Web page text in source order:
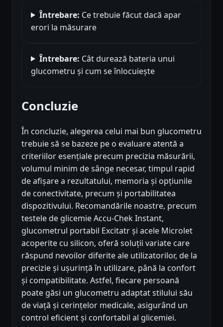
Întrebare: Ce trebuie făcut dacă apar
erori la măsurare
Întrebare: Cât durează bateria unui
glucometru și cum se înlocuiește
Concluzie
În concluzie, alegerea celui mai bun glucometru
trebuie să se bazeze pe o evaluare atentă a
criteriilor esențiale precum precizia măsurării,
volumul minim de sânge necesar, timpul rapid
de afișare a rezultatului, memoria și opțiunile
de conectivitate, precum și portabilitatea
dispozitivului. Recomandările noastre, precum
testele de glicemie Accu-Chek Instant,
glucometrul portabil Excitatr și acele Microlet
acoperite cu silicon, oferă soluții variate care
răspund nevoilor diferite ale utilizatorilor, de la
precizie și ușurință în utilizare, până la confort
și compatibilitate. Astfel, fiecare persoană
poate găsi un glucometru adaptat stilului său
de viață și cerințelor medicale, asigurând un
control eficient și confortabil al glicemiei.